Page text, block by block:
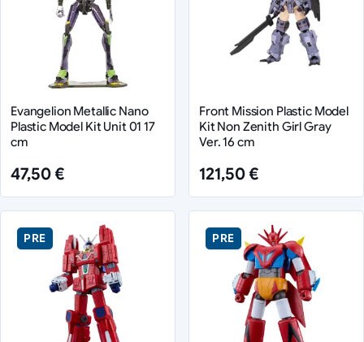
Evangelion Metallic Nano
Plastic Model Kit Unit 01 17
cm
47,50 €
Front Mission Plastic Model
Kit Non Zenith Girl Gray
Ver. 16 cm
121,50 €
PRE PRE